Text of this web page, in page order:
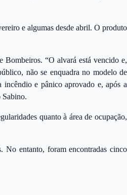
e algumas desde abril. O produto
Bombeiros. “O alvará está vencido e,
não se enquadra no modelo de
incêndio e pânico aprovado e, após a
Sabino.
quanto à área de ocupação,
No entanto, foram encontradas cinco